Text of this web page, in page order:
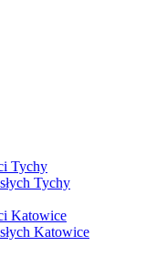
Tychy
Tychy
Katowice
Katowice